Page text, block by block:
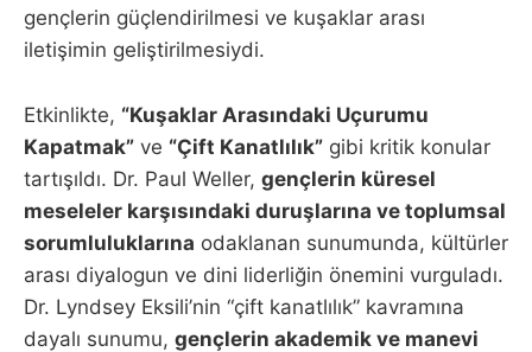
gençlerin güçlendirilmesi ve kuşaklar arası
iletişimin geliştirilmesiydi.
Etkinlikte, “Kuşaklar Arasındaki Uçurumu
Kapatmak” ve “Çift Kanatlılık” gibi kritik konular
tartışıldı. Dr. Paul Weller, gençlerin küresel
meseleler karşısındaki duruşlarına ve toplumsal
sorumluluklarına odaklanan sunumunda, kültürler
arası diyalogun ve dini liderliğin önemini vurguladı.
Dr. Lyndsey Eksili’nin “çift kanatlılık” kavramına
dayalı sunumu, gençlerin akademik ve manevi